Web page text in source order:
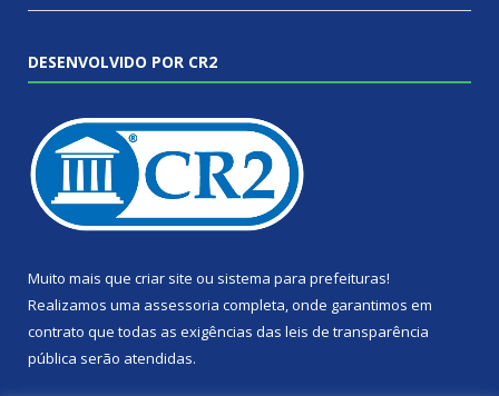
DESENVOLVIDO POR CR2
Muito mais que criar site ou sistema para prefeituras!
Realizamos uma assessoria completa, onde garantimos em
contrato que todas as exigências das leis de transparência
pública serão atendidas.